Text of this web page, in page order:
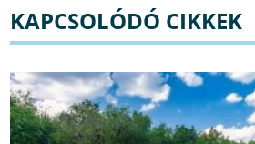
KAPCSOLÓDÓ CIKKEK